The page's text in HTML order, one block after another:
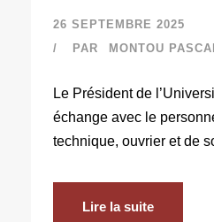
26 SEPTEMBRE 2025
PAR
MONTOU
Le Président de
échange avec le
technique, ouvrier et de
Lire la suite